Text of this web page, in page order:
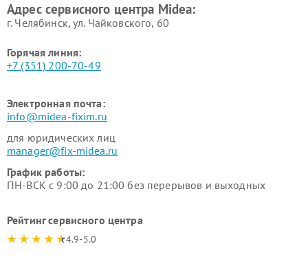
Midea
Адрес сервисного центра Midea:
г. Челябинск, ул. Чайковского, 60
Горячая линия:
+7 (351) 200-70-49
Электронная почта:
info@midea-fixim.ru
для юридических лиц
manager@fix-midea.ru
График работы:
ПН-ВСК с 9:00 до 21:00 без перерывов и выходных
Рейтинг сервисного центра
4.9-5.0